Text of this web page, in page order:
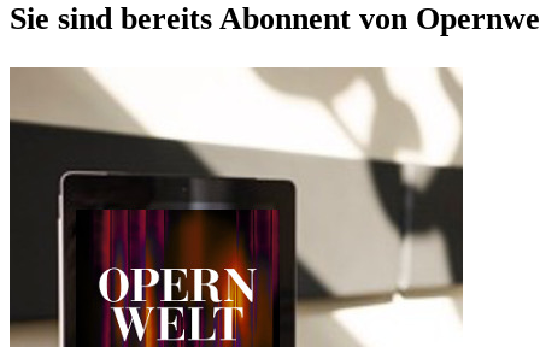
Sie sind bereits Abonnent von